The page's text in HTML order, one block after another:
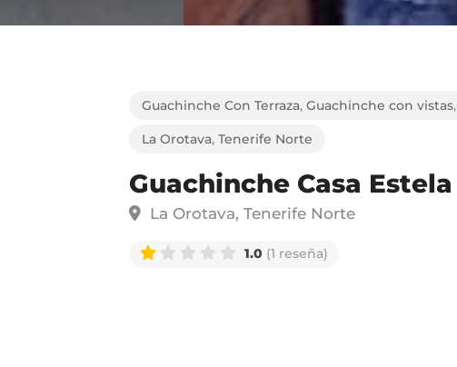
Guachinche Con Terraza, Guachinche con vistas,
La Orotava, Tenerife Norte
Guachinche Casa Estela
La Orotava, Tenerife Norte
1.0 (1 reseña)